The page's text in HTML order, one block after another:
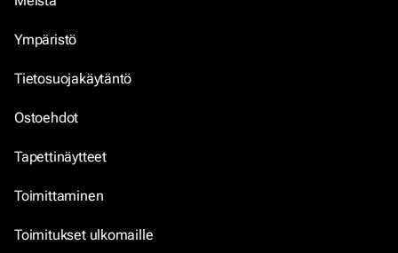
Ympäristö
Tietosuojakäytäntö
Ostoehdot
Tapettinäytteet
Toimittaminen
Toimitukset ulkomaille